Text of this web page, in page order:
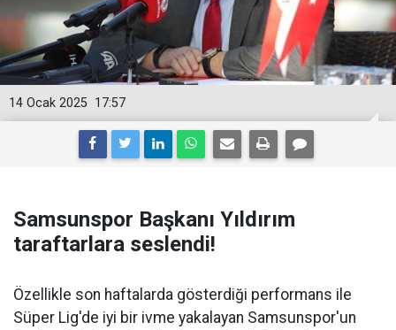
17:57
14 Ocak 2025
Samsunspor Başkanı Yıldırım
taraftarlara seslendi!
Özellikle son haftalarda gösterdiği performans ile
Süper Lig'de iyi bir ivme yakalayan Samsunspor'un